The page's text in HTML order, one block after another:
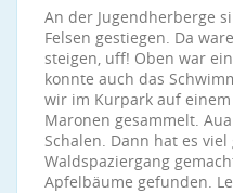
An der Jugendherberge
Felsen gestiegen. Da
steigen, uff! Oben war
konnte auch das
wir im Kurpark auf
Maronen gesammelt.
Schalen. Dann hat es
Waldspaziergang
Apfelbäume gefunden.